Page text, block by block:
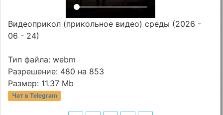
Видеоприкол (прикольное видео) среды (2026 -
06 - 24)
Тип файла: webm
Разрешение: 480 на 853
Размер: 11.37 Mb
Чат в Telegram